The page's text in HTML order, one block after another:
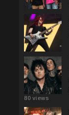
80 views